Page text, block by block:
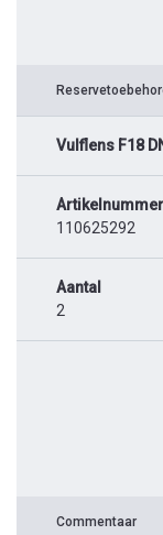
Vulflens F18
Artikelnummer
110625292
Aantal
2
Commentaar